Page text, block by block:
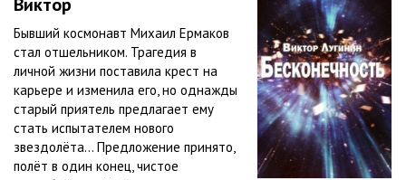
Бывший космонавт Михаил Ермаков
стал отшельником. Трагедия в
личной жизни поставила крест на
карьере и изменила его, но однажды
старый приятель предлагает ему
стать испытателем нового
звездолёта… Предложение принято,
полёт в один конец, чистое